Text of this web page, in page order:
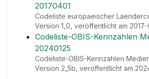
20170401
Codeliste europaeischer
Version 1_0, veröffentlicht am
Codeliste-OBIS-Kennzahlen
20240125
Codeliste-OBIS-Kennzahlen
Version 2_5b, veröffentlicht am